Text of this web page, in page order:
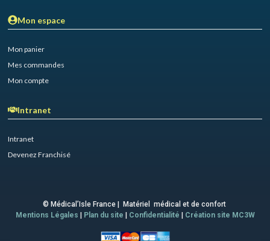
Mon espace
Mon panier
Mes commandes
Mon compte
Intranet
Intranet
Devenez Franchisé
© Médical’Isle France | Matériel médical et de confort
Mentions Légales
Plan du site Confidentialité Création site MC3W